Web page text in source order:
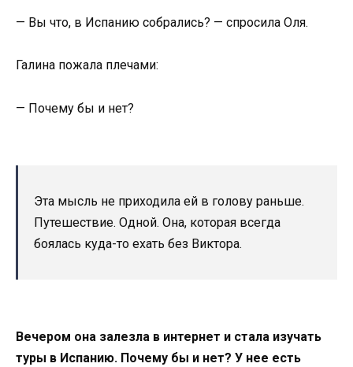
— Вы что, в Испанию собрались? — спросила Оля.
Галина пожала плечами:
— Почему бы и нет?
Эта мысль не приходила ей в голову раньше.
Путешествие. Одной. Она, которая всегда
боялась куда-то ехать без Виктора.
Вечером она залезла в интернет и стала изучать
туры в Испанию. Почему бы и нет? У нее есть